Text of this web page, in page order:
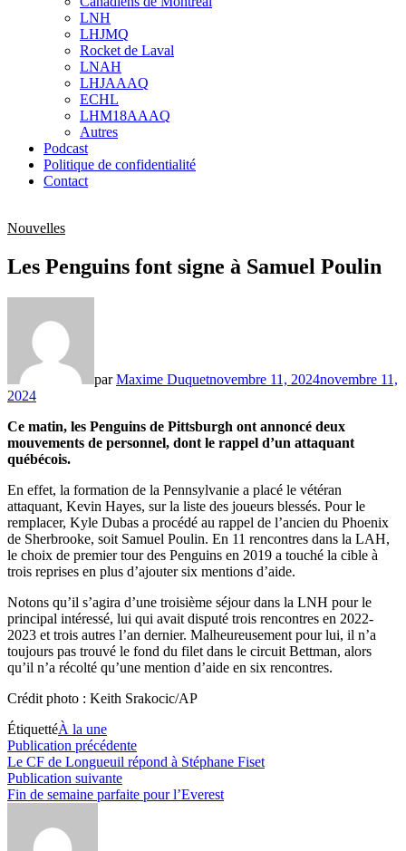
sub
menu
LNH
LHJMQ
Rocket de Laval
LNAH
LHJAAAQ
ECHL
LHM18AAAQ
Autres
Podcast
Politique de confidentialité
Contact
Nouvelles
Les Penguins font signe à Samuel Poulin
parMaxime Duquetnovembre 11, 2024novembre 11,
2024
Ce matin, les Penguins de Pittsburgh ont annoncé deux
mouvements de personnel, dont le rappel d’un attaquant
québécois.
En effet, la formation de la Pennsylvanie a placé le vétéran
attaquant, Kevin Hayes, sur la liste des joueurs blessés. Pour le
remplacer, Kyle Dubas a procédé au rappel de l’ancien du Phoenix
de Sherbrooke, soit Samuel Poulin. En 11 rencontres dans la LAH,
le choix de premier tour des Penguins en 2019 a touché la cible à
trois reprises en plus d’ajouter six mentions d’aide.
Notons qu’il s’agira d’une troisième séjour dans la LNH pour le
principal intéressé, lui qui avait disputé trois rencontres en 2022-
2023 et trois autres l’an dernier. Malheureusement pour lui, il n’a
toujours pas trouvé le fond du filet dans le circuit Bettman, alors
qu’il n’a récolté qu’une mention d’aide en six rencontres.
Crédit photo : Keith Srakocic/AP
ÉtiquettéÀ la une
Navigation
de
l’article
Publication précédentePublication
précédente :
Le CF de Longueuil répond à Stéphane Fiset
Publication suivantePublication
suivante :
Fin de semaine parfaite pour l’Everest